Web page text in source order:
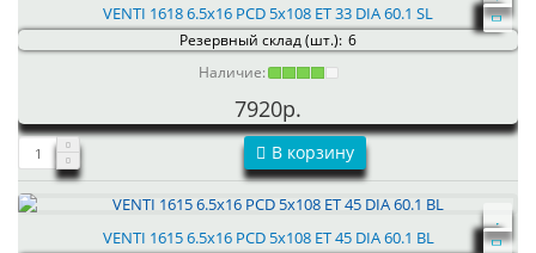
VENTI 1618 6.5x16 PCD 5x108 ET 33 DIA 60.1 SL
Резервный склад (шт.): 6
Наличие:
7920р.
В корзину
VENTI 1615 6.5x16 PCD 5x108 ET 45 DIA 60.1 BL